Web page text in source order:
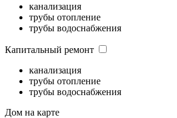
канализация
трубы отопление
трубы водоснабжения
Капитальный ремонт
канализация
трубы отопление
трубы водоснабжения
Дом на карте